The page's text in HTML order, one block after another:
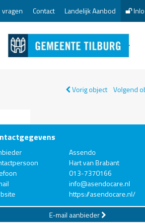
Contact Landelijk Aanbod
Vorig object Volgend
Assendo
Hart van Brabant
013-7370166
info@asendocare.nl
https://asendocare.nl/
E-mail aanbieder